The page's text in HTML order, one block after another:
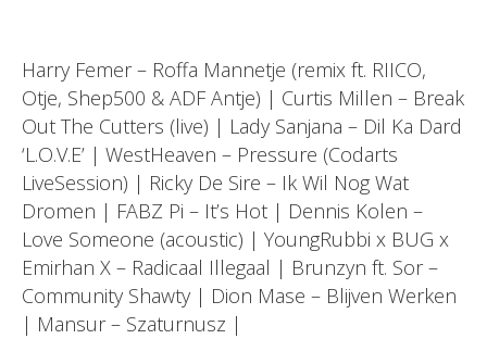
Harry Femer – Roffa Mannetje (remix ft. RIICO,
Otje, Shep500 & ADF Antje) | Curtis Millen – Break
Out The Cutters (live) | Lady Sanjana – Dil Ka Dard
‘L.O.V.E’ | WestHeaven – Pressure (Codarts
LiveSession) | Ricky De Sire – Ik Wil Nog Wat
Dromen | FABZ Pi – It’s Hot | Dennis Kolen –
Love Someone (acoustic) | YoungRubbi x BUG x
Emirhan X – Radicaal Illegaal | Brunzyn ft. Sor –
Community Shawty | Dion Mase – Blijven Werken
| Mansur – Szaturnusz |